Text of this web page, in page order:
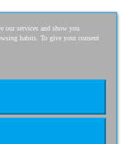
our services and show you
habits. To give your consent